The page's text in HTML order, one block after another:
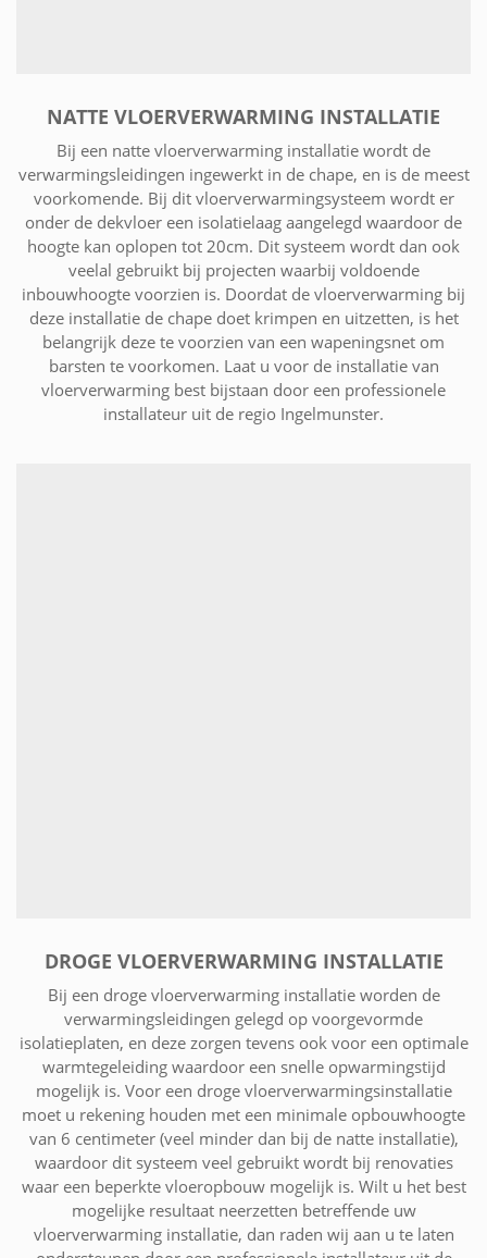
NATTE VLOERVERWARMING INSTALLATIE
Bij een natte vloerverwarming installatie wordt de
verwarmingsleidingen ingewerkt in de chape, en is de meest
voorkomende. Bij dit vloerverwarmingsysteem wordt er
onder de dekvloer een isolatielaag aangelegd waardoor de
hoogte kan oplopen tot 20cm. Dit systeem wordt dan ook
veelal gebruikt bij projecten waarbij voldoende
inbouwhoogte voorzien is. Doordat de vloerverwarming bij
deze installatie de chape doet krimpen en uitzetten, is het
belangrijk deze te voorzien van een wapeningsnet om
barsten te voorkomen. Laat u voor de installatie van
vloerverwarming best bijstaan door een professionele
installateur uit de regio Ingelmunster.
DROGE VLOERVERWARMING INSTALLATIE
Bij een droge vloerverwarming installatie worden de
verwarmingsleidingen gelegd op voorgevormde
isolatieplaten, en deze zorgen tevens ook voor een optimale
warmtegeleiding waardoor een snelle opwarmingstijd
mogelijk is. Voor een droge vloerverwarmingsinstallatie
moet u rekening houden met een minimale opbouwhoogte
van 6 centimeter (veel minder dan bij de natte installatie),
waardoor dit systeem veel gebruikt wordt bij renovaties
waar een beperkte vloeropbouw mogelijk is. Wilt u het best
mogelijke resultaat neerzetten betreffende uw
vloerverwarming installatie, dan raden wij aan u te laten